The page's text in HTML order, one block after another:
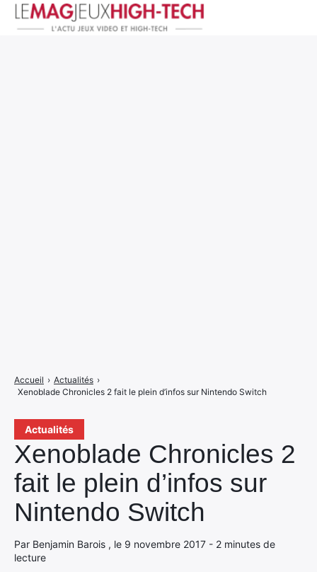
Actualités
Xenoblade Chronicles 2
fait le plein d’infos sur
Nintendo Switch
Par Benjamin Barois , le 9 novembre 2017 - 2 minutes de
lecture
Accueil › Actualités ›
Xenoblade Chronicles 2 fait le plein d’infos sur Nintendo Switch